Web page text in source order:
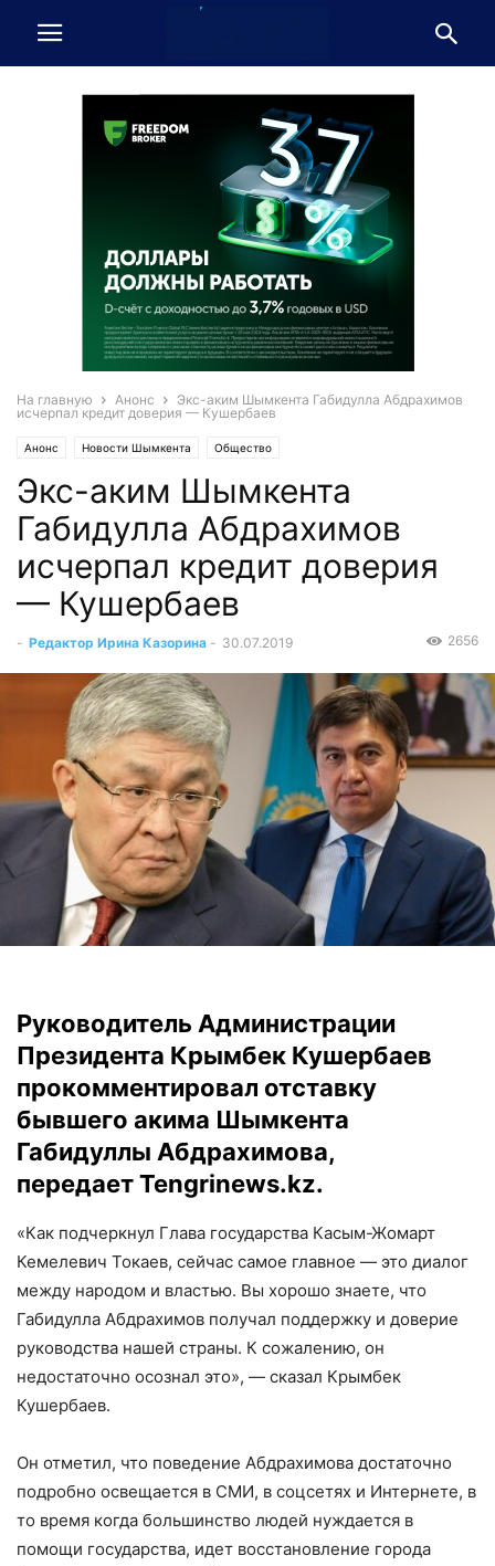
На главную Анонс
Экс-аким Шымкента Габидулла Абдрахимов
исчерпал кредит доверия — Кушербаев
Анонс Новости Шымкента Общество
Экс-аким Шымкента
Габидулла Абдрахимов
исчерпал кредит доверия
— Кушербаев
- Редактор Ирина Казорина - 30.07.2019 2656
Руководитель Администрации
Президента Крымбек Кушербаев
прокомментировал отставку
бывшего акима Шымкента
Габидуллы Абдрахимова,
передаетTengrinews.kz.
«Как подчеркнул Глава государства Касым-Жомарт
Кемелевич Токаев, сейчас самое главное — это диалог
между народом и властью. Вы хорошо знаете, что
Габидулла Абдрахимов получал поддержку и доверие
руководства нашей страны. К сожалению, он
недостаточно осознал это», — сказал Крымбек
Кушербаев.
Он отметил, что поведение Абдрахимова достаточно
подробно освещается в СМИ, в соцсетях и Интернете, в
то время когда большинство людей нуждается в
помощи государства, идет восстановление города